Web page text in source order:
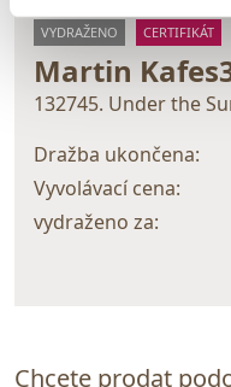
VYDRAŽENO CERTIFIKÁT
Martin
132745. Under the
Dražba ukončena:
Vyvolávací cena:
vydraženo za:
Chcete prodat